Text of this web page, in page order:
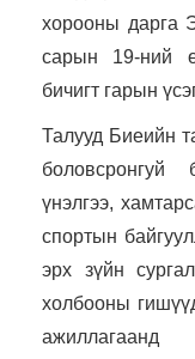
хорооны дарга
сарын 19-ний
бичигт гарын
Талууд Биеийн
боловсронгуй
үнэлгээ,
спортын
эрх зүйн
холбооны